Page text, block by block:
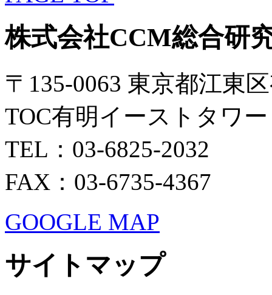
株式会社CCM総合研
〒135-0063 東京都江東
TOC有明イーストタワ
TEL：03-6825-2032
FAX：03-6735-4367
GOOGLE MAP
サイトマップ